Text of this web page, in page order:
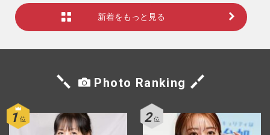
新着をもっと見る
Photo Ranking